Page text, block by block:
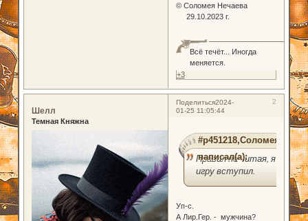
© Соломея Нечаева
29.10.2023 г.
Всё течёт... Иногда
меняется.
+3
Поделиться 2
2024-
01-25 11:05:44
Шелл
Темная Княжна
#p451218,Соломея
написал(а):
Правил не читая, я в
игру вступил.
Уп-с.
А Лир.Гер. - мужчина?